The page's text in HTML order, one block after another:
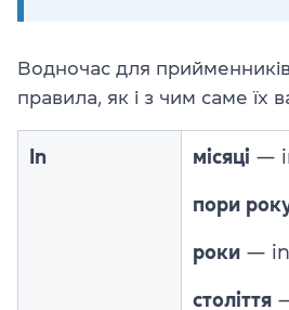
Водночас для
правила, як і з чим саме їх
In місяці —
пори
роки — in
століття